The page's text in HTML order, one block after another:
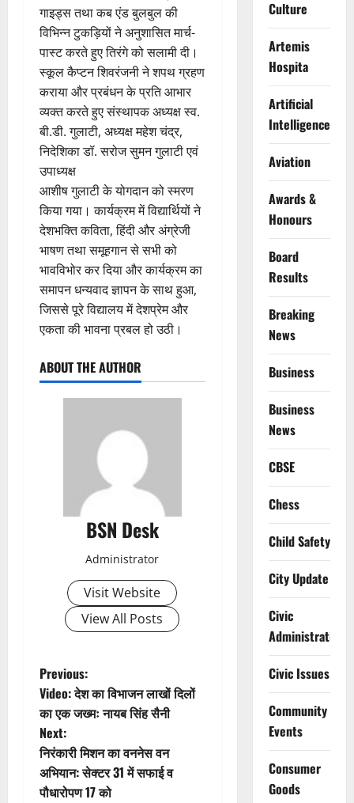
गाइड्स तथा कब एंड बुलबुल की
विभिन्न टुकड़ियों ने अनुशासित मार्च-
पास्ट करते हुए तिरंगे को सलामी दी।
स्कूल कैप्टन शिवरंजनी ने शपथ ग्रहण
कराया और प्रबंधन के प्रति आभार
व्यक्त करते हुए संस्थापक अध्यक्ष स्व.
बी.डी. गुलाटी, अध्यक्ष महेश चंद्र,
निदेशिका डॉ. सरोज सुमन गुलाटी एवं
उपाध्यक्ष
आशीष गुलाटी के योगदान को स्मरण
किया गया। कार्यक्रम में विद्यार्थियों ने
देशभक्ति कविता, हिंदी और अंग्रेजी
भाषण तथा समूहगान से सभी को
भावविभोर कर दिया और कार्यक्रम का
समापन धन्यवाद ज्ञापन के साथ हुआ,
जिससे पूरे विद्यालय में देशप्रेम और
एकता की भावना प्रबल हो उठी।
ABOUT THE AUTHOR
BSN Desk
Administrator
Visit Website
View All Posts
P
o
s
t
Previous:
Video: देश का विभाजन लाखों दिलों
का एक जख्मः नायब सिंह सैनी
Next:
निरंकारी मिशन का वननेस वन
अभियान: सेक्टर 31 में सफाई व
पौधारोपण 17 को
Culture
Artemis
Hospita
Artificial
Intelligence
Aviation
Awards &
Honours
Board
Results
Breaking
News
Business
Business
News
CBSE
Chess
Child Safety
City Update
Civic
Administration
Civic Issues
Community
Events
Consumer
Goods